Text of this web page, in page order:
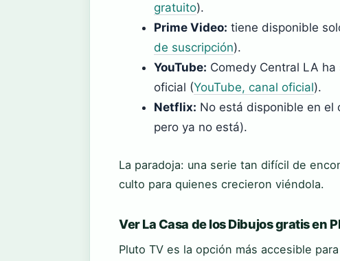
gratuito).
Prime Video: tiene disponible
de suscripción).
YouTube: Comedy Central LA
oficial (YouTube, canal oficial).
Netflix: No está disponible en el
pero ya no está).
La paradoja: una serie tan difícil de
culto para quienes crecieron viéndola.
Ver La Casa de los Dibujos gratis en
Pluto TV es la opción más accesible